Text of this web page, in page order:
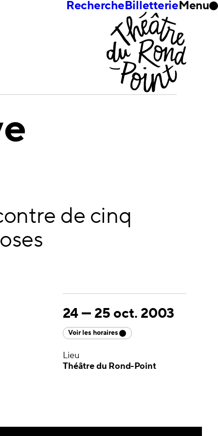
RechercheBilletterieMenu
de cinq
24— 25 oct. 2003
Voir les horaires
Lieu
Théâtre du Rond-Point